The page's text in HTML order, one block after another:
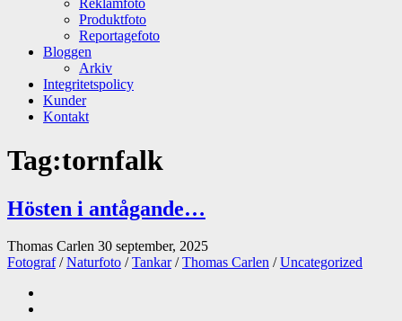
Produktfoto
Reportagefoto
Bloggen
Arkiv
Integritetspolicy
Kunder
Kontakt
Tag:tornfalk
Hösten i antågande…
Thomas Carlen 30 september, 2025
Fotograf/Naturfoto /Tankar/Thomas Carlen /Uncategorized